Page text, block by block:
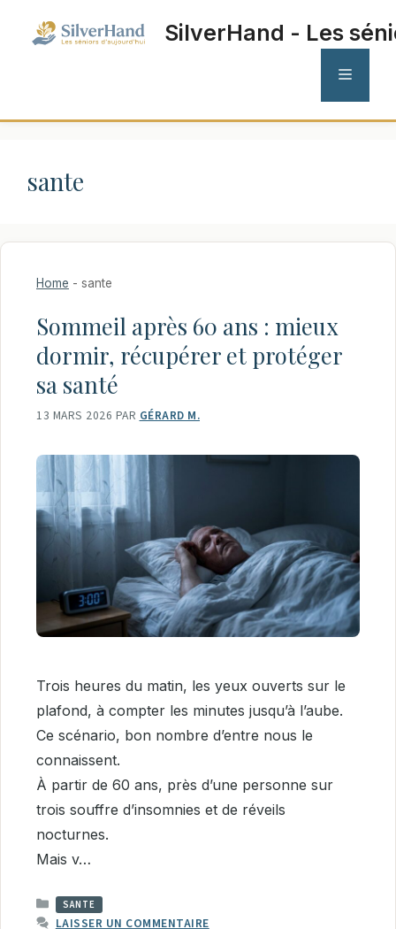
SilverHand - Les
MENU
sante
Home - sante
Sommeil après 60 ans : mieux
dormir, récupérer et protéger
sa santé
13 MARS 2026 PAR GÉRARD M.
Trois heures du matin, les yeux ouverts sur le
plafond, à compter les minutes jusqu’à l’aube.
Ce scénario, bon nombre d’entre nous le
connaissent.
À partir de 60 ans, près d’une personne sur
trois souffre d’insomnies et de réveils
nocturnes.
Mais v…
CATÉGORIES
SANTE
LAISSER UN COMMENTAIRE